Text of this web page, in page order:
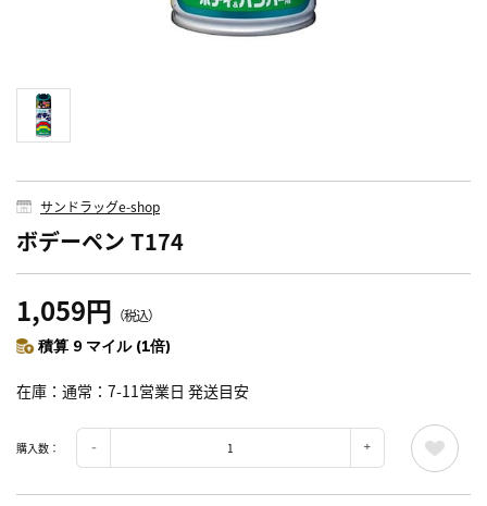
サンドラッグe-shop
ボデーペン T174
1,059円 （税込）
積算 9 マイル (1倍)
在庫 通常：7-11営業日 発送目安
購入数：